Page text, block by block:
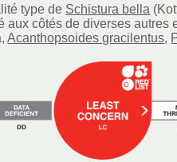
type de Schistura bella
aux côtés de diverses autres
Acanthopsoides gracilentus,